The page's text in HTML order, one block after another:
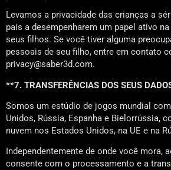
Levamos a privacidade das crianças a
pais a desempenharem um papel ativo
seus filhos. Se você tiver alguma
pessoais de seu filho, entre em contato
privacy@saber3d.com.
**7. TRANSFERÊNCIAS DOS SEUS
Somos um estúdio de jogos mundial
Unidos, Rússia, Espanha e Bielorrússia,
nuvem nos Estados Unidos, na UE e na
Independentemente de onde você mora,
consente com o processamento e a